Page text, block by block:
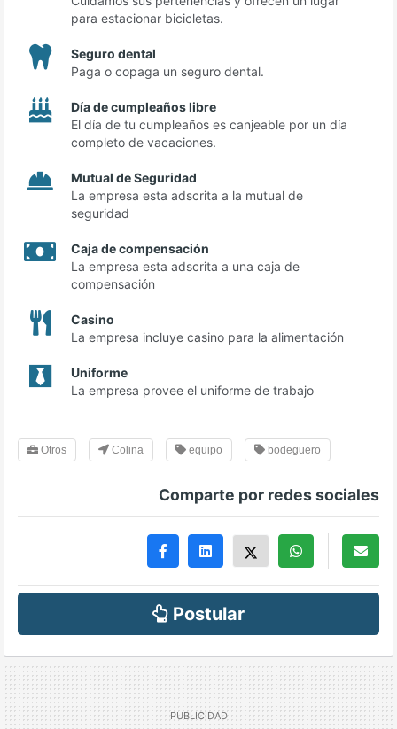
para estacionar bicicletas.
Seguro dental
Paga o copaga un seguro dental.
Día de cumpleaños libre
El día de tu cumpleaños es canjeable por un día
completo de vacaciones.
Mutual de Seguridad
La empresa esta adscrita a la mutual de
seguridad
Caja de compensación
La empresa esta adscrita a una caja de
compensación
Casino
La empresa incluye casino para la alimentación
Uniforme
La empresa provee el uniforme de trabajo
Otros Colina equipo bodeguero
Comparte por redes sociales
Postular